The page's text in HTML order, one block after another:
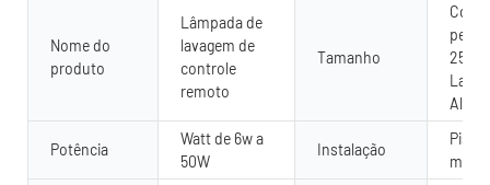
Nome do
produto
Lâmpada de
lavagem de
controle
remoto
Tamanho
250-
Potência
Watt de 6w a
50W
Instalação
Piso,